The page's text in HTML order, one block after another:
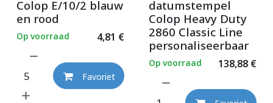
Colop E/10/2 blauw
en rood
4,81 €
Op voorraad
Favoriet
datumstempel
Colop Heavy Duty
2860 Classic Line
personaliseerbaar
138,88€
Op voorraad